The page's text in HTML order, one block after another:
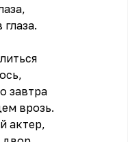
завтра
врозь.
актер,